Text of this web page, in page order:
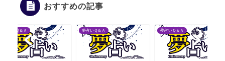
おすすめの記事
夢占いＱ＆Ａ 夢占いＱ＆Ａ 夢占いＱ＆Ａ